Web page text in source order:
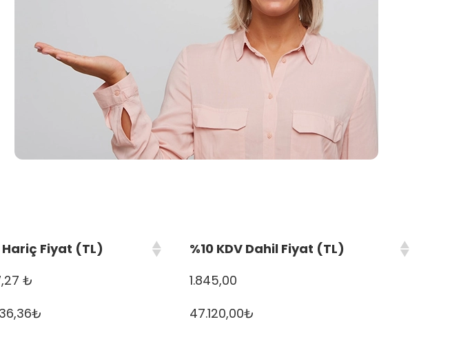
Hariç Fiyat (TL)
%10 KDV Dahil Fiyat (TL)
₺
1.845,00
47.120,00₺